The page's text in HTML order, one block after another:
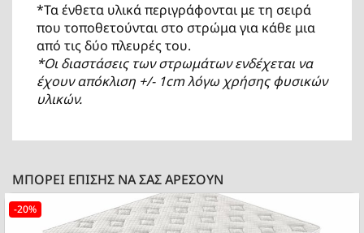
*Τα ένθετα υλικά περιγράφονται με τη σειρά
που τοποθετούνται στο στρώμα για κάθε μια
από τις δύο πλευρές του.
*Οι διαστάσεις των στρωμάτων ενδέχεται να
έχουν απόκλιση +/- 1cm λόγω χρήσης φυσικών
υλικών.
ΜΠΟΡΕΊ ΕΠΊΣΗΣ ΝΑ ΣΑΣ ΑΡΈΣΟΥΝ
-20%